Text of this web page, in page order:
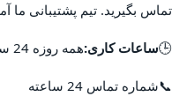
تماس بگیرید. تیم پشتیبانی
🕒ساعات کاری:همه روزه 24 ساعت باز است
📞شماره تماس 24 ساعته